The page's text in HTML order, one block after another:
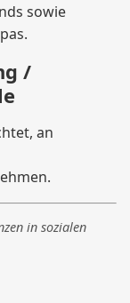
sowie
/
an
in sozialen